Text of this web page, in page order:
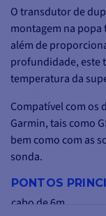
O transdutor de
montagem na popa
além de
profundidade, este
temperatura da
Compatível com os
Garmin, tais como
bem como com as
sonda.
PONTOS
cabo de 6m